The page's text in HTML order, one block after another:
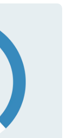
ださい。